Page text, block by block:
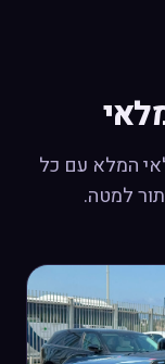
המלא עם כל
למטה.